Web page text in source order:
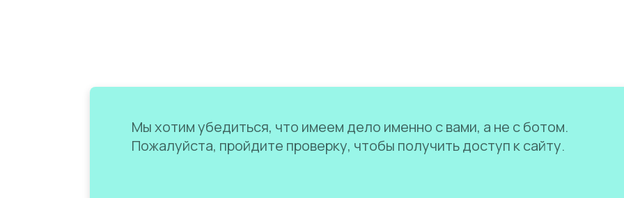
Мы хотим убедиться, что имеем дело именно с вами, а не с ботом.
Пожалуйста, пройдите проверку, чтобы получить доступ к сайту.